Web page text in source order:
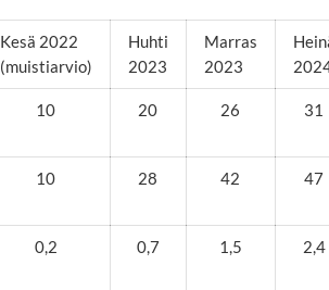
Kesä 2022
(muistiarvio)
Huhti
2023
Marras
2023
10 20 26 31
10 28 42 47
0,2 0,7 1,5 2,4